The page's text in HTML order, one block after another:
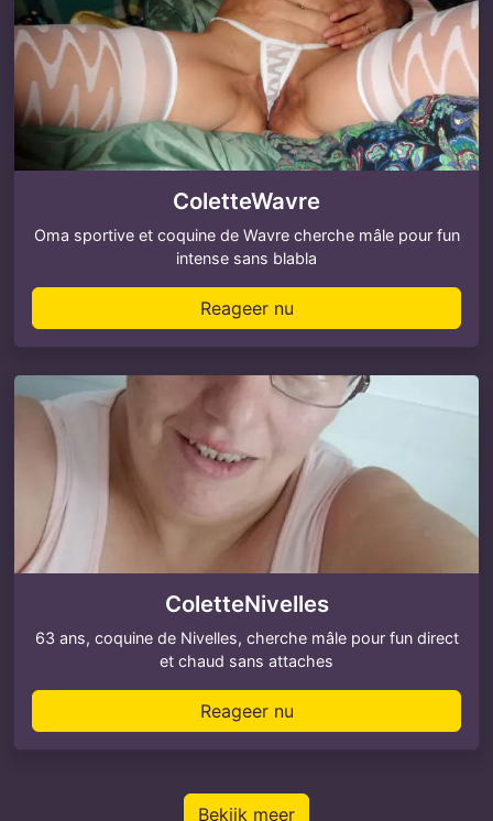
ColetteWavre
Oma sportive et coquine de Wavre cherche mâle pour fun
intense sans blabla
Reageer nu
ColetteNivelles
63 ans, coquine de Nivelles, cherche mâle pour fun direct
et chaud sans attaches
Reageer nu
Bekijk meer